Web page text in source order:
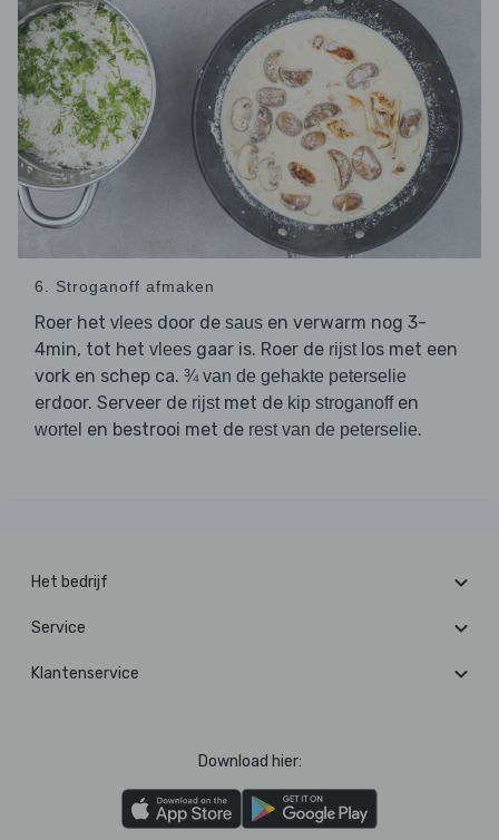
6. Stroganoff afmaken
Roer het vlees door de saus en verwarm nog 3-
4min, tot het vlees gaar is. Roer de rijstlos met een
vork en schep ca. ¾ van de gehakte peterselie
erdoor. Serveer de rijstmet de kip stroganoffen
wortel en bestrooi met de rest van de peterselie.
Het bedrijf
Service
Klantenservice
Download hier: